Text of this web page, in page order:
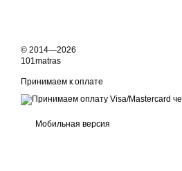
© 2014—2026
101matras
Принимаем к оплате
Мобильная версия